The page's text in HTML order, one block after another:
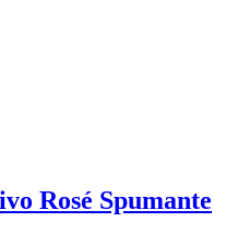
Rosé Spumante